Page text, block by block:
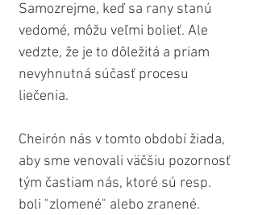
Samozrejme, keď sa rany stanú
vedomé, môžu veľmi bolieť. Ale
vedzte, že je to dôležitá a priam
nevyhnutná súčasť procesu
liečenia.
Cheirón nás v tomto období žiada,
aby sme venovali väčšiu pozornosť
tým častiam nás, ktoré sú resp.
boli "zlomené" alebo zranené.